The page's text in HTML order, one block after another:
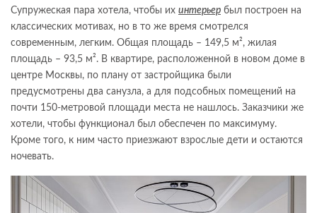
Супружеская пара хотела, чтобы их интерьер был построен на
классических мотивах, но в то же время смотрелся
современным, легким. Общая площадь – 149,5 м², жилая
площадь – 93,5 м². В квартире, расположенной в новом доме в
центре Москвы, по плану от застройщика были
предусмотрены два санузла, а для подсобных помещений на
почти 150-метровой площади места не нашлось. Заказчики же
хотели, чтобы функционал был обеспечен по максимуму.
Кроме того, к ним часто приезжают взрослые дети и остаются
ночевать.